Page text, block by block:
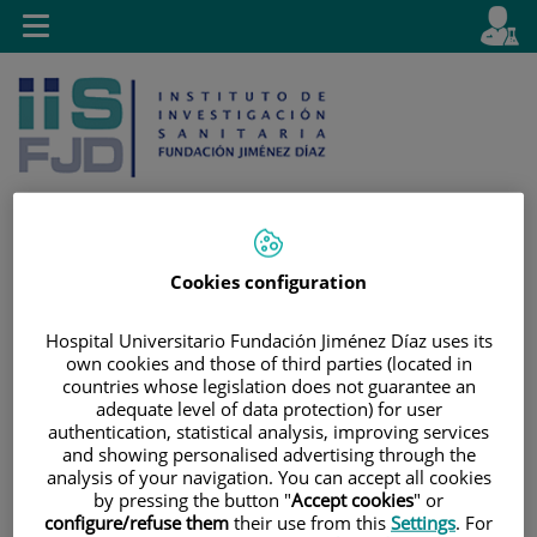
Saltar al contenido
contenido
idioma
activo
es
Toggle
navigation
Cookies configuration
Hospital Universitario Fundación Jiménez Díaz uses its
own cookies and those of third parties (located in
countries whose legislation does not guarantee an
adequate level of data protection) for user
authentication, statistical analysis, improving services
and showing personalised advertising through the
analysis of your navigation. You can accept all cookies
by pressing the button "Accept cookies" or
configure/refuse them their use from this Settings. For